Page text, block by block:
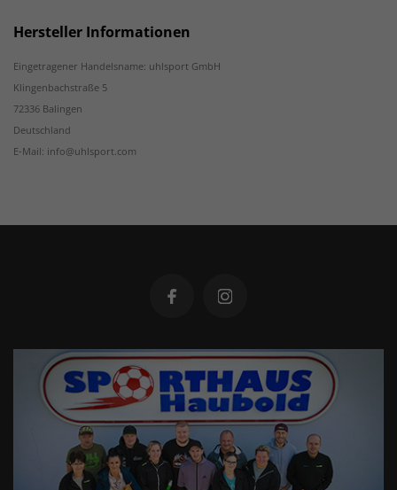
Hersteller Informationen
Eingetragener Handelsname: uhlsport GmbH
Klingenbachstraße 5
72336 Balingen
Deutschland
E-Mail: info@uhlsport.com